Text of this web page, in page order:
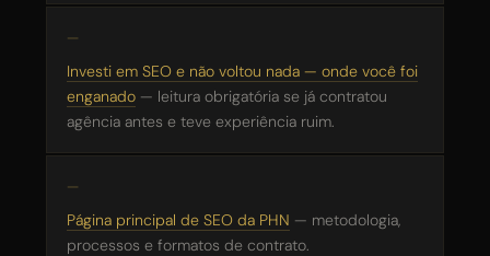
Investi em SEO e não voltou nada — onde você foi
enganado— leitura obrigatória se já contratou
agência antes e teve experiência ruim.
Página principal de SEO da PHN — metodologia,
processos e formatos de contrato.